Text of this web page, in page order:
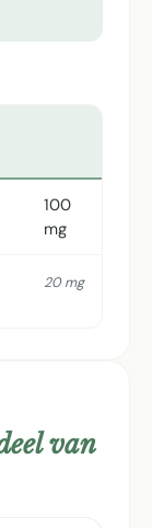
100
mg
20 mg
van